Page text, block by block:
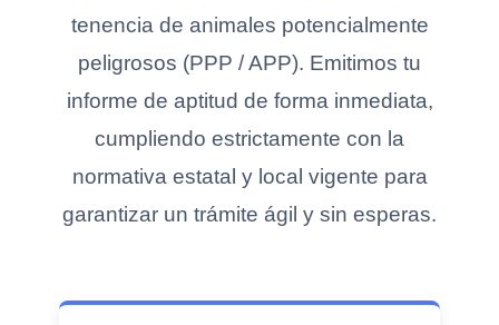
tenencia de animales potencialmente
peligrosos (PPP / APP). Emitimos tu
informe de aptitud de forma inmediata,
cumpliendo estrictamente con la
normativa estatal y local vigente para
garantizar un trámite ágil y sin esperas.